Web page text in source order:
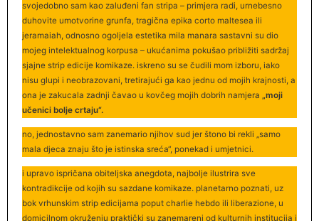
svojedobno sam kao zaluđeni fan stripa – primjera radi, urnebesno
duhovite umotvorine grunfa, tragična epika corto maltesea ili
jeramaiah, odnosno ogoljela estetika mila manara sastavni su dio
mojeg intelektualnog korpusa – ukućanima pokušao približiti sadržaj
sjajne strip edicije komikaze. iskreno su se čudili mom izboru, iako
nisu glupi i neobrazovani, tretirajući ga kao jednu od mojih krajnosti, a
ona je zakucala zadnji čavao u kovčeg mojih dobrih namjera „moji
učenici bolje crtaju“.
no, jednostavno sam zanemario njihov sud jer štono bi rekli „samo
mala djeca znaju što je istinska sreća“, ponekad i umjetnici.
i upravo ispričana obiteljska anegdota, najbolje ilustrira sve
kontradikcije od kojih su sazdane komikaze. planetarno poznati, uz
bok vrhunskim strip edicijama poput charlie hebdo ili liberazione, u
domicilnom okruženju praktički su zanemareni od kulturnih institucija i